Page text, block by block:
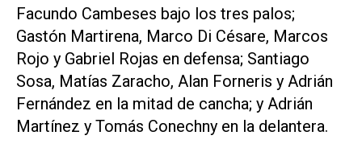
Facundo Cambeses bajo los tres palos;
Gastón Martirena, Marco Di Césare, Marcos
Rojo y Gabriel Rojas en defensa; Santiago
Sosa, Matías Zaracho, Alan Forneris y Adrián
Fernández en la mitad de cancha; y Adrián
Martínez y Tomás Conechny en la delantera.